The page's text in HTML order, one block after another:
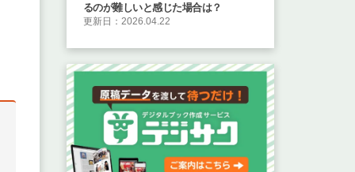
るのが難しいと感じた場合は？
更新日：2026.04.22